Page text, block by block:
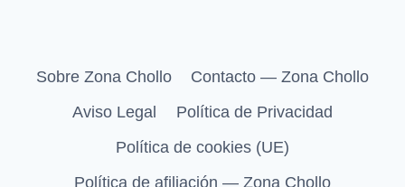
Sobre Zona Chollo
Contacto — Zona Chollo
Aviso Legal
Política de Privacidad
Política de cookies (UE)
Política de afiliación — Zona Chollo